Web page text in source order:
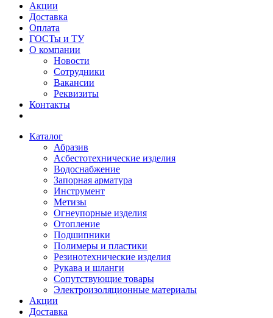
Акции
Доставка
Оплата
ГОСТы и ТУ
О компании
Новости
Сотрудники
Вакансии
Реквизиты
Контакты
Каталог
Абразив
Асбестотехнические изделия
Водоснабжение
Запорная арматура
Инструмент
Метизы
Огнеупорные изделия
Отопление
Подшипники
Полимеры и пластики
Резинотехнические изделия
Рукава и шланги
Сопутствующие товары
Электроизоляционные материалы
Акции
Доставка